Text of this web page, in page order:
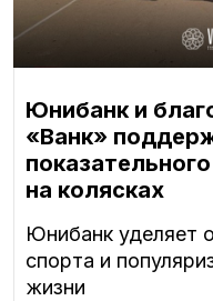
Юнибанк и
«Ванк»
на колясках
Юнибанк уделяет
спорта и
жизни